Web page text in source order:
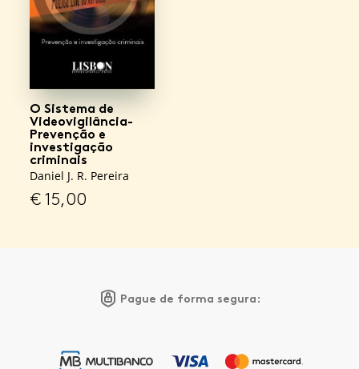
O Sistema de
Videovigilância-
Prevenção e
investigação
criminais
Daniel J. R. Pereira
€15,00
Pague de forma segura: